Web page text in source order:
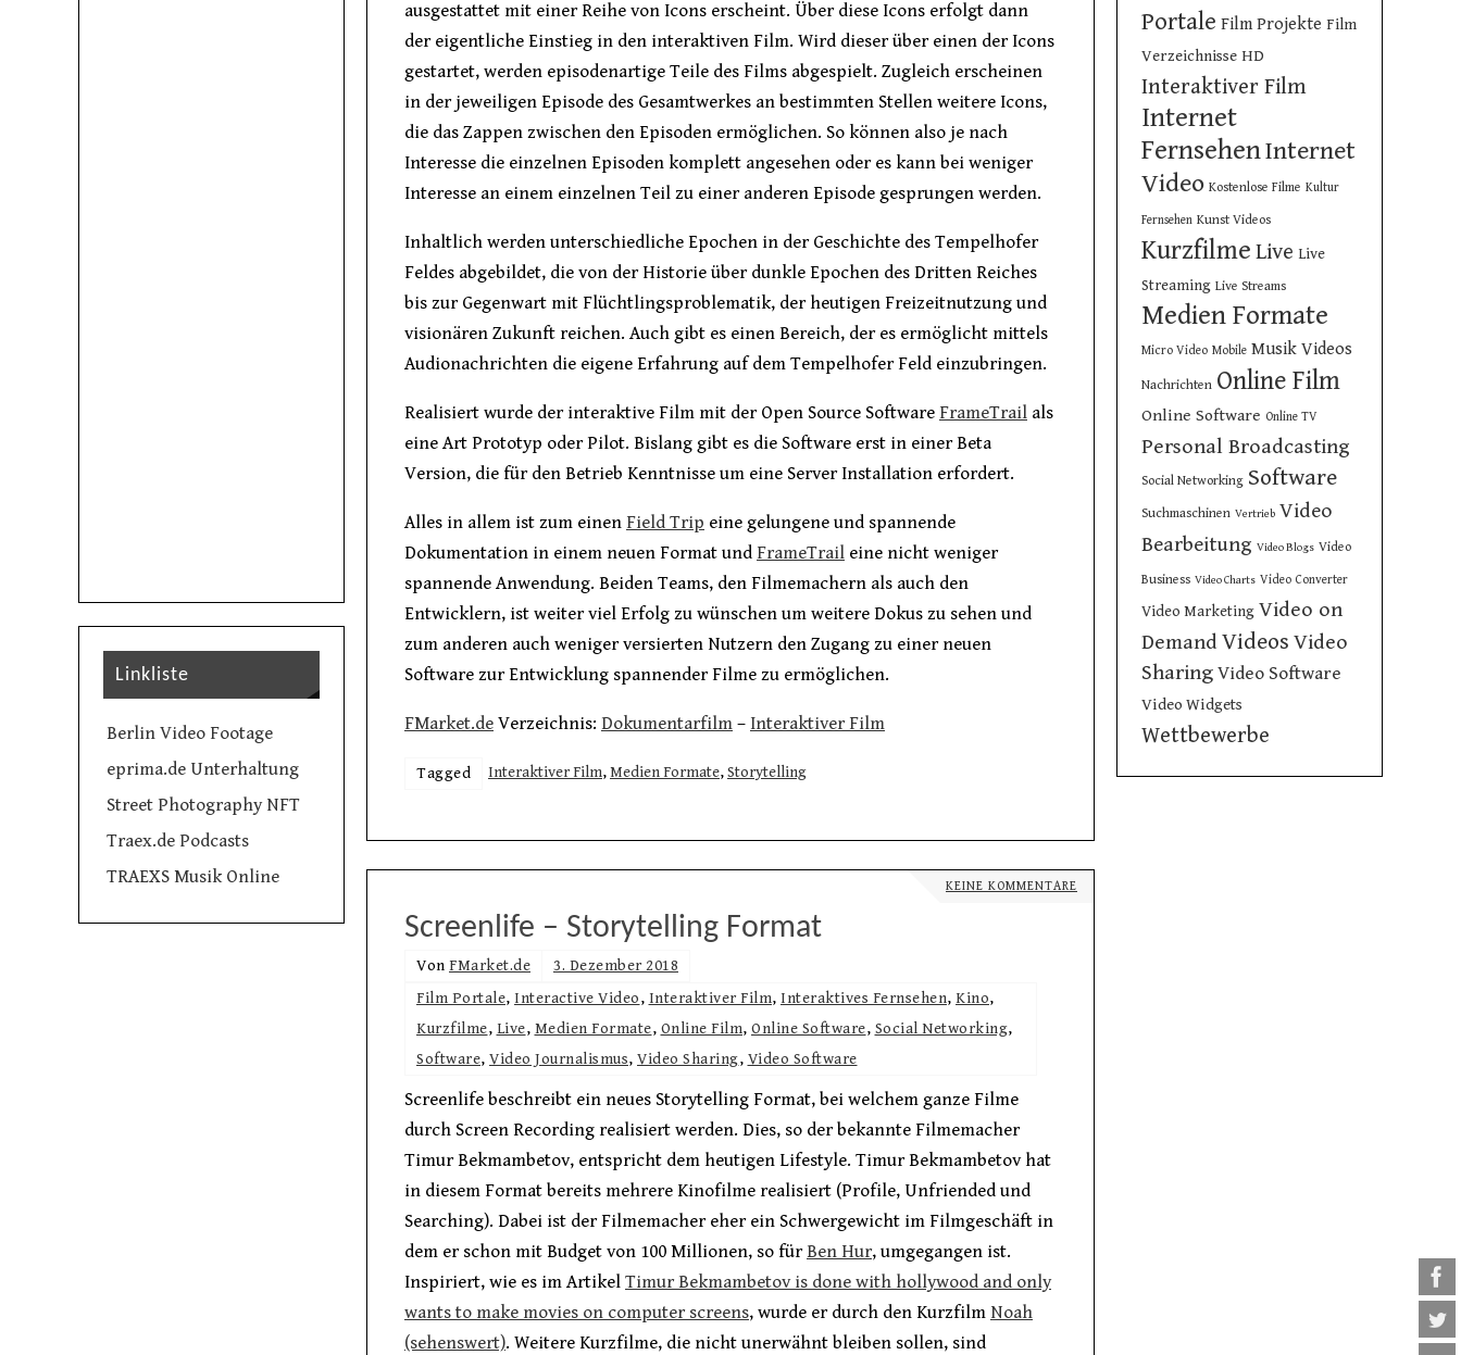
ausgestattet mit einer Reihe von Icons erscheint. Über diese Icons erfolgt dann
der eigentliche Einstieg in den interaktiven Film. Wird dieser über einen der Icons
gestartet, werden episodenartige Teile des Films abgespielt. Zugleich erscheinen
in der jeweiligen Episode des Gesamtwerkes an bestimmten Stellen weitere Icons,
die das Zappen zwischen den Episoden ermöglichen. So können also je nach
Interesse die einzelnen Episoden komplett angesehen oder es kann bei weniger
Interesse an einem einzelnen Teil zu einer anderen Episode gesprungen werden.
Inhaltlich werden unterschiedliche Epochen in der Geschichte des Tempelhofer
Feldes abgebildet, die von der Historie über dunkle Epochen des Dritten Reiches
bis zur Gegenwart mit Flüchtlingsproblematik, der heutigen Freizeitnutzung und
visionären Zukunft reichen. Auch gibt es einen Bereich, der es ermöglicht mittels
Audionachrichten die eigene Erfahrung auf dem Tempelhofer Feld einzubringen.
Realisiert wurde der interaktive Film mit der Open Source Software FrameTrail als
eine Art Prototyp oder Pilot. Bislang gibt es die Software erst in einer Beta
Version, die für den Betrieb Kenntnisse um eine Server Installation erfordert.
Alles in allem ist zum einen Field Trip eine gelungene und spannende
Dokumentation in einem neuen Format und FrameTrail eine nicht weniger
spannende Anwendung. Beiden Teams, den Filmemachern als auch den
Entwicklern, ist weiter viel Erfolg zu wünschen um weitere Dokus zu sehen und
zum anderen auch weniger versierten Nutzern den Zugang zu einer neuen
Software zur Entwicklung spannender Filme zu ermöglichen.
FMarket.de Verzeichnis: Dokumentarfilm – Interaktiver Film
Tagged Interaktiver Film,Medien Formate,Storytelling
KEINE KOMMENTARE
Screenlife – Storytelling Format
Von FMarket.de
3. Dezember 2018
Film Portale, Interactive Video, Interaktiver Film, Interaktives Fernsehen, Kino,
Kurzfilme, Live, Medien Formate, Online Film, Online Software, Social Networking,
Software, Video Journalismus, Video Sharing, Video Software
Screenlife beschreibt ein neues Storytelling Format, bei welchem ganze Filme
durch Screen Recording realisiert werden. Dies, so der bekannte Filmemacher
Timur Bekmambetov, entspricht dem heutigen Lifestyle. Timur Bekmambetov hat
in diesem Format bereits mehrere Kinofilme realisiert (Profile, Unfriended und
Searching). Dabei ist der Filmemacher eher ein Schwergewicht im Filmgeschäft in
dem er schon mit Budget von 100 Millionen, so fürBen Hur, umgegangen ist.
Inspiriert, wie es im Artikel Timur Bekmambetov is done with hollywood and only
wants to make movies on computer screens, wurde er durch den Kurzfilm Noah
(sehenswert). Weitere Kurzfilme, die nicht unerwähnt bleiben sollen, sind
Linkliste
Berlin Video Footage
eprima.de Unterhaltung
Street Photography NFT
Traex.de Podcasts
TRAEXS Musik Online
Portale Film Projekte Film
Verzeichnisse HD
Interaktiver Film
Internet
FernsehenInternet
Video Kostenlose Filme Kultur
Fernsehen Kunst Videos
Kurzfilme Live Live
Streaming Live Streams
Medien Formate
Micro Video Mobile Musik Videos
Nachrichten Online Film
Online Software Online TV
Personal Broadcasting
Social Networking Software
Suchmaschinen Vertrieb Video
Bearbeitung Video Blogs Video
Business Video Charts Video Converter
Video Marketing Video on
Demand Videos Video
Sharing Video Software
Video Widgets
Wettbewerbe